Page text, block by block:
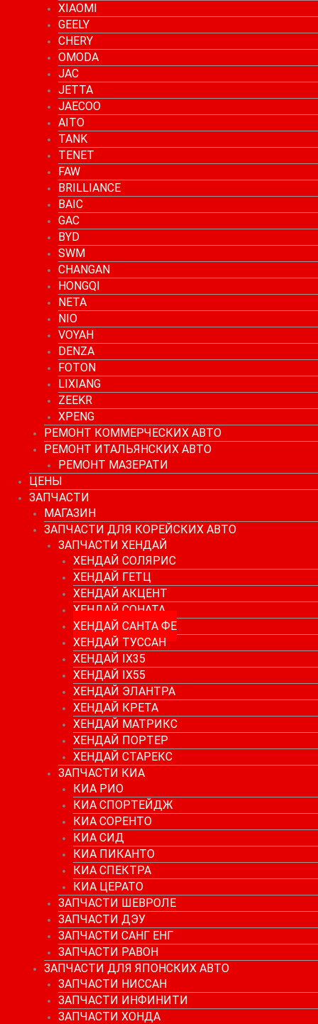
XIAOMI
GEELY
CHERY
OMODA
JAC
JETTA
JAECOO
AITO
TANK
TENET
FAW
BRILLIANCE
BAIC
GAC
BYD
SWM
CHANGAN
HONGQI
NETA
NIO
VOYAH
DENZA
FOTON
LIXIANG
ZEEKR
XPENG
РЕМОНТ КОММЕРЧЕСКИХ АВТО
РЕМОНТ ИТАЛЬЯНСКИХ АВТО
РЕМОНТ МАЗЕРАТИ
ЦЕНЫ
ЗАПЧАСТИ
МАГАЗИН
ЗАПЧАСТИ ДЛЯ КОРЕЙСКИХ АВТО
ЗАПЧАСТИ ХЕНДАЙ
ХЕНДАЙ СОЛЯРИС
ХЕНДАЙ ГЕТЦ
ХЕНДАЙ АКЦЕНТ
ХЕНДАЙ СОНАТА
ХЕНДАЙ САНТА ФЕ
ХЕНДАЙ ТУССАН
ХЕНДАЙ IX35
ХЕНДАЙ IX55
ХЕНДАЙ ЭЛАНТРА
ХЕНДАЙ КРЕТА
ХЕНДАЙ МАТРИКС
ХЕНДАЙ ПОРТЕР
ХЕНДАЙ СТАРЕКС
ЗАПЧАСТИ КИА
КИА РИО
КИА СПОРТЕЙДЖ
КИА СОРЕНТО
КИА СИД
КИА ПИКАНТО
КИА СПЕКТРА
КИА ЦЕРАТО
ЗАПЧАСТИ ШЕВРОЛЕ
ЗАПЧАСТИ ДЭУ
ЗАПЧАСТИ САНГ ЕНГ
ЗАПЧАСТИ РАВОН
ЗАПЧАСТИ ДЛЯ ЯПОНСКИХ АВТО
ЗАПЧАСТИ НИССАН
ЗАПЧАСТИ ИНФИНИТИ
ЗАПЧАСТИ ХОНДА